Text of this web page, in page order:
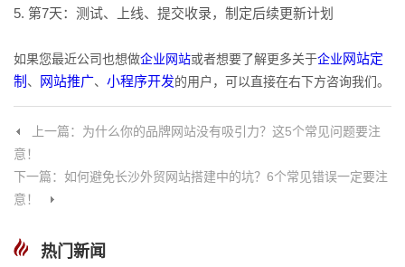
5. 第7天：测试、上线、提交收录，制定后续更新计划
如果您最近公司也想做企业网站或者想要了解更多关于企业网站定
制 、 网站推广、 小程序开发的用户，可以直接在右下方咨询我们。
上一篇：为什么你的品牌网站没有吸引力？这5个常见问题要注
意！
下一篇：如何避免长沙外贸网站搭建中的坑？6个常见错误一定要注
意！
热门新闻